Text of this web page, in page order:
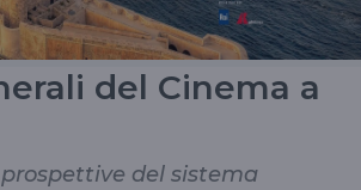
del Cinema a
del sistema